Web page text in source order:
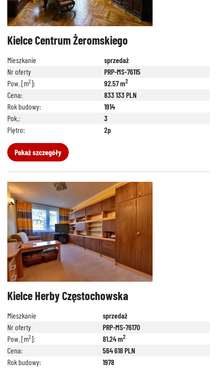
Kielce Centrum Żeromskiego
Mieszkanie
sprzedaż
Nr oferty
PRP-MS-76115
Pow. [m2]: 92.57 m2
Cena:
833 133 PLN
Rok budowy:
1914
Pok.:
3
Piętro:
2p
Pokaż szczegóły
Kielce Herby Częstochowska
Mieszkanie
sprzedaż
Nr oferty
PRP-MS-76170
Pow. [m2]: 81.24 m2
Cena:
564 618 PLN
Rok budowy:
1978